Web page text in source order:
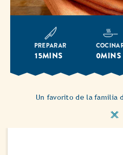
PREPARAR
15MINS 0MINS
Un favorito de la familia